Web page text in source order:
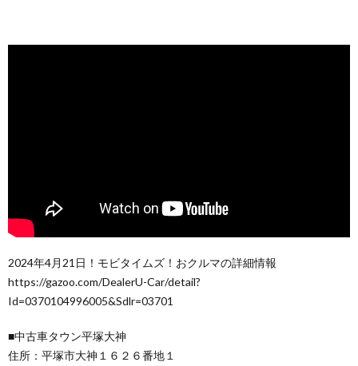
2024年4月21日！モビタイムズ！おクルマの詳細情報
https://gazoo.com/DealerU-Car/detail?
Id=0370104996005&Sdlr=03701
■中古車タウン平塚大神
住所：平塚市大神１６２６番地１